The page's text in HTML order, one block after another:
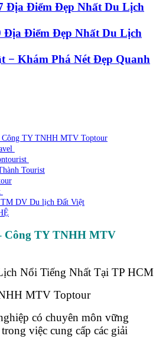
Địa Điểm Đẹp Nhất Du Lịch
Địa Điểm Đẹp Nhất Du Lịch
− Khám Phá Nét Đẹp Quanh
Công TY TNHH MTV Toptour
Tourist
DV Du lịch Đất Việt
Công TY TNHH MTV
MTV Toptour
có chuyên môn vững
việc cung cấp các giải